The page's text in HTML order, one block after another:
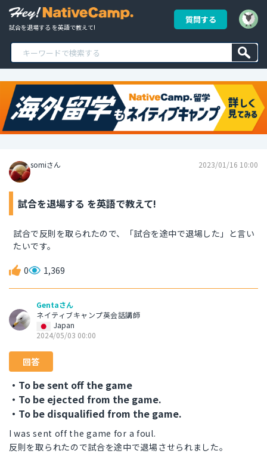
試合を退場する を英語で教えて!
質問する
somiさん 2023/01/16 10:00
試合を退場する を英語で教えて!
試合で反則を取られたので、「試合を途中で退場した」と言い
たいです。
0 1,369
Gentaさん
ネイティブキャンプ英会話講師
Japan
2024/05/03 00:00
回答
・To be sent off the game
・To be ejected from the game.
・To be disqualified from the game.
I was sent off the game for a foul.
反則を取られたので試合を途中で退場させられました。